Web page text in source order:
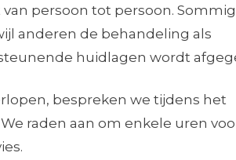
persoon tot persoon.
anderen de behandeling als
huidlagen wordt
bespreken we tijdens het
raden aan om enkele uren